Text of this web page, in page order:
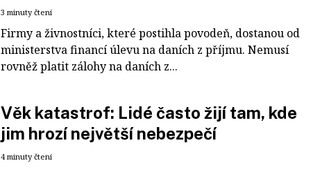
3 minuty čtení
Firmy a živnostníci, které postihla povodeň, dostanou od
ministerstva financí úlevu na daních z příjmu. Nemusí
rovněž platit zálohy na daních z...
Věk katastrof: Lidé často žijí tam, kde
jim hrozí největší nebezpečí
4 minuty čtení